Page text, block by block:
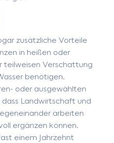
zusätzliche Vorteile
in heißen oder
teilweisen Verschattung
benötigen.
oder ausgewählten
Landwirtschaft und
arbeiten
ergänzen können.
einem Jahrzehnt